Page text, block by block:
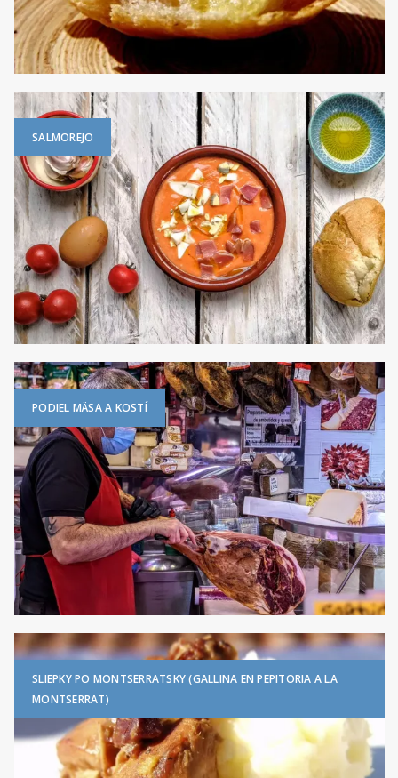
SALMOREJO
PODIEL MÄSA A KOSTÍ
SLIEPKY PO MONTSERRATSKY (GALLINA EN PEPITORIA A LA
MONTSERRAT)